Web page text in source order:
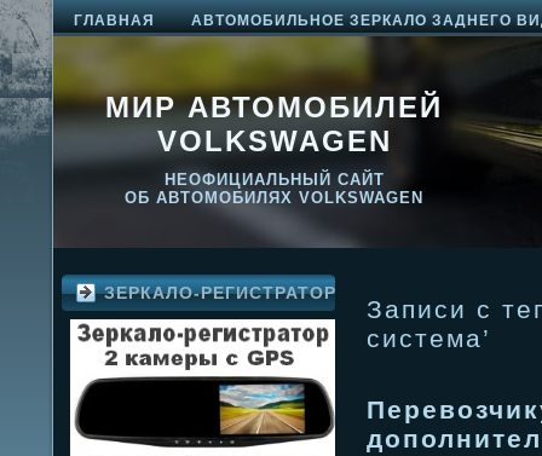
ГЛАВНАЯ АВТОМОБИЛЬНОЕ ЗЕРКАЛО ЗАДНЕГО
МИР АВТОМОБИЛЕЙ
VOLKSWAGEN
НЕОФИЦИАЛЬНЫЙ САЙТ
ОБ АВТОМОБИЛЯХ VOLKSWAGEN
ЗЕРКАЛО-РЕГИСТРАТОР
Записи с
система’